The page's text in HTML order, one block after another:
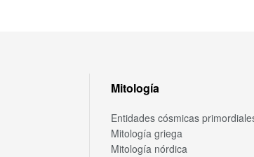
Mitología
Entidades cósmicas
Mitología griega
Mitología nórdica